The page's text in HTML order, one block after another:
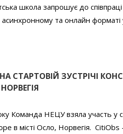
школа запрошує до
та онлайн форматі
СТАРТОВІЙ ЗУСТРІЧІ
Команда НЕЦУ взяла участь у
в місті Осло, Норвегія.